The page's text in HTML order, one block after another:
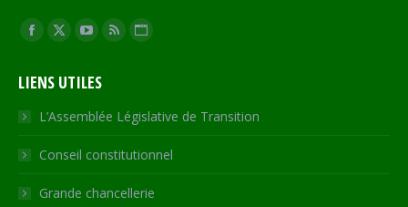
Trouvez nous sur :
Facebook
opens
in
new
window
X
opens
in
new
window
YouTube
opens
in
new
window
RSS
in
new
window
Site
opens
in
new
LIENS UTILES
L’Assemblée Législative de Transition
Conseil constitutionnel
Grande chancellerie